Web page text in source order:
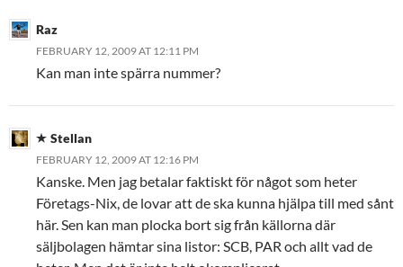
Raz
FEBRUARY 12, 2009 AT 12:11 PM
Kan man inte spärra nummer?
Stellan
FEBRUARY 12, 2009 AT 12:16 PM
Kanske. Men jag betalar faktiskt för något som heter
Företags-Nix, de lovar att de ska kunna hjälpa till med sånt
här. Sen kan man plocka bort sig från källorna där
säljbolagen hämtar sina listor: SCB, PAR och allt vad de